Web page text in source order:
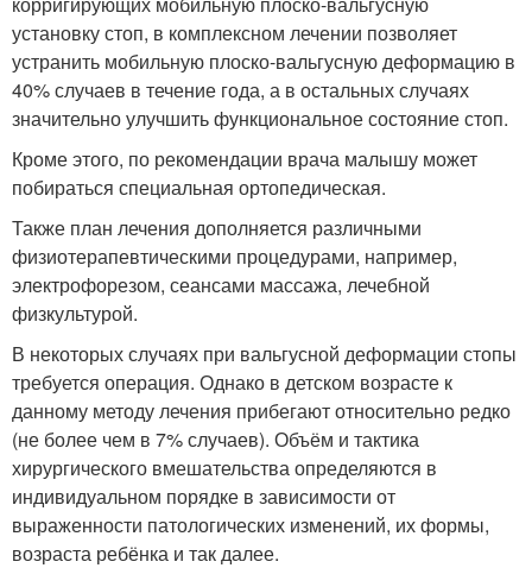
установку стоп, в комплексном лечении позволяет
устранить мобильную плоско-вальгусную деформацию в
40% случаев в течение года, а в остальных случаях
значительно улучшить функциональное состояние стоп.
Кроме этого, по рекомендации врача малышу может
побираться специальная ортопедическая.
Также план лечения дополняется различными
физиотерапевтическими процедурами, например,
электрофорезом, сеансами массажа, лечебной
физкультурой.
В некоторых случаях при вальгусной деформации стопы
требуется операция. Однако в детском возрасте к
данному методу лечения прибегают относительно редко
(не более чем в 7% случаев). Объём и тактика
хирургического вмешательства определяются в
индивидуальном порядке в зависимости от
выраженности патологических изменений, их формы,
возраста ребёнка и так далее.